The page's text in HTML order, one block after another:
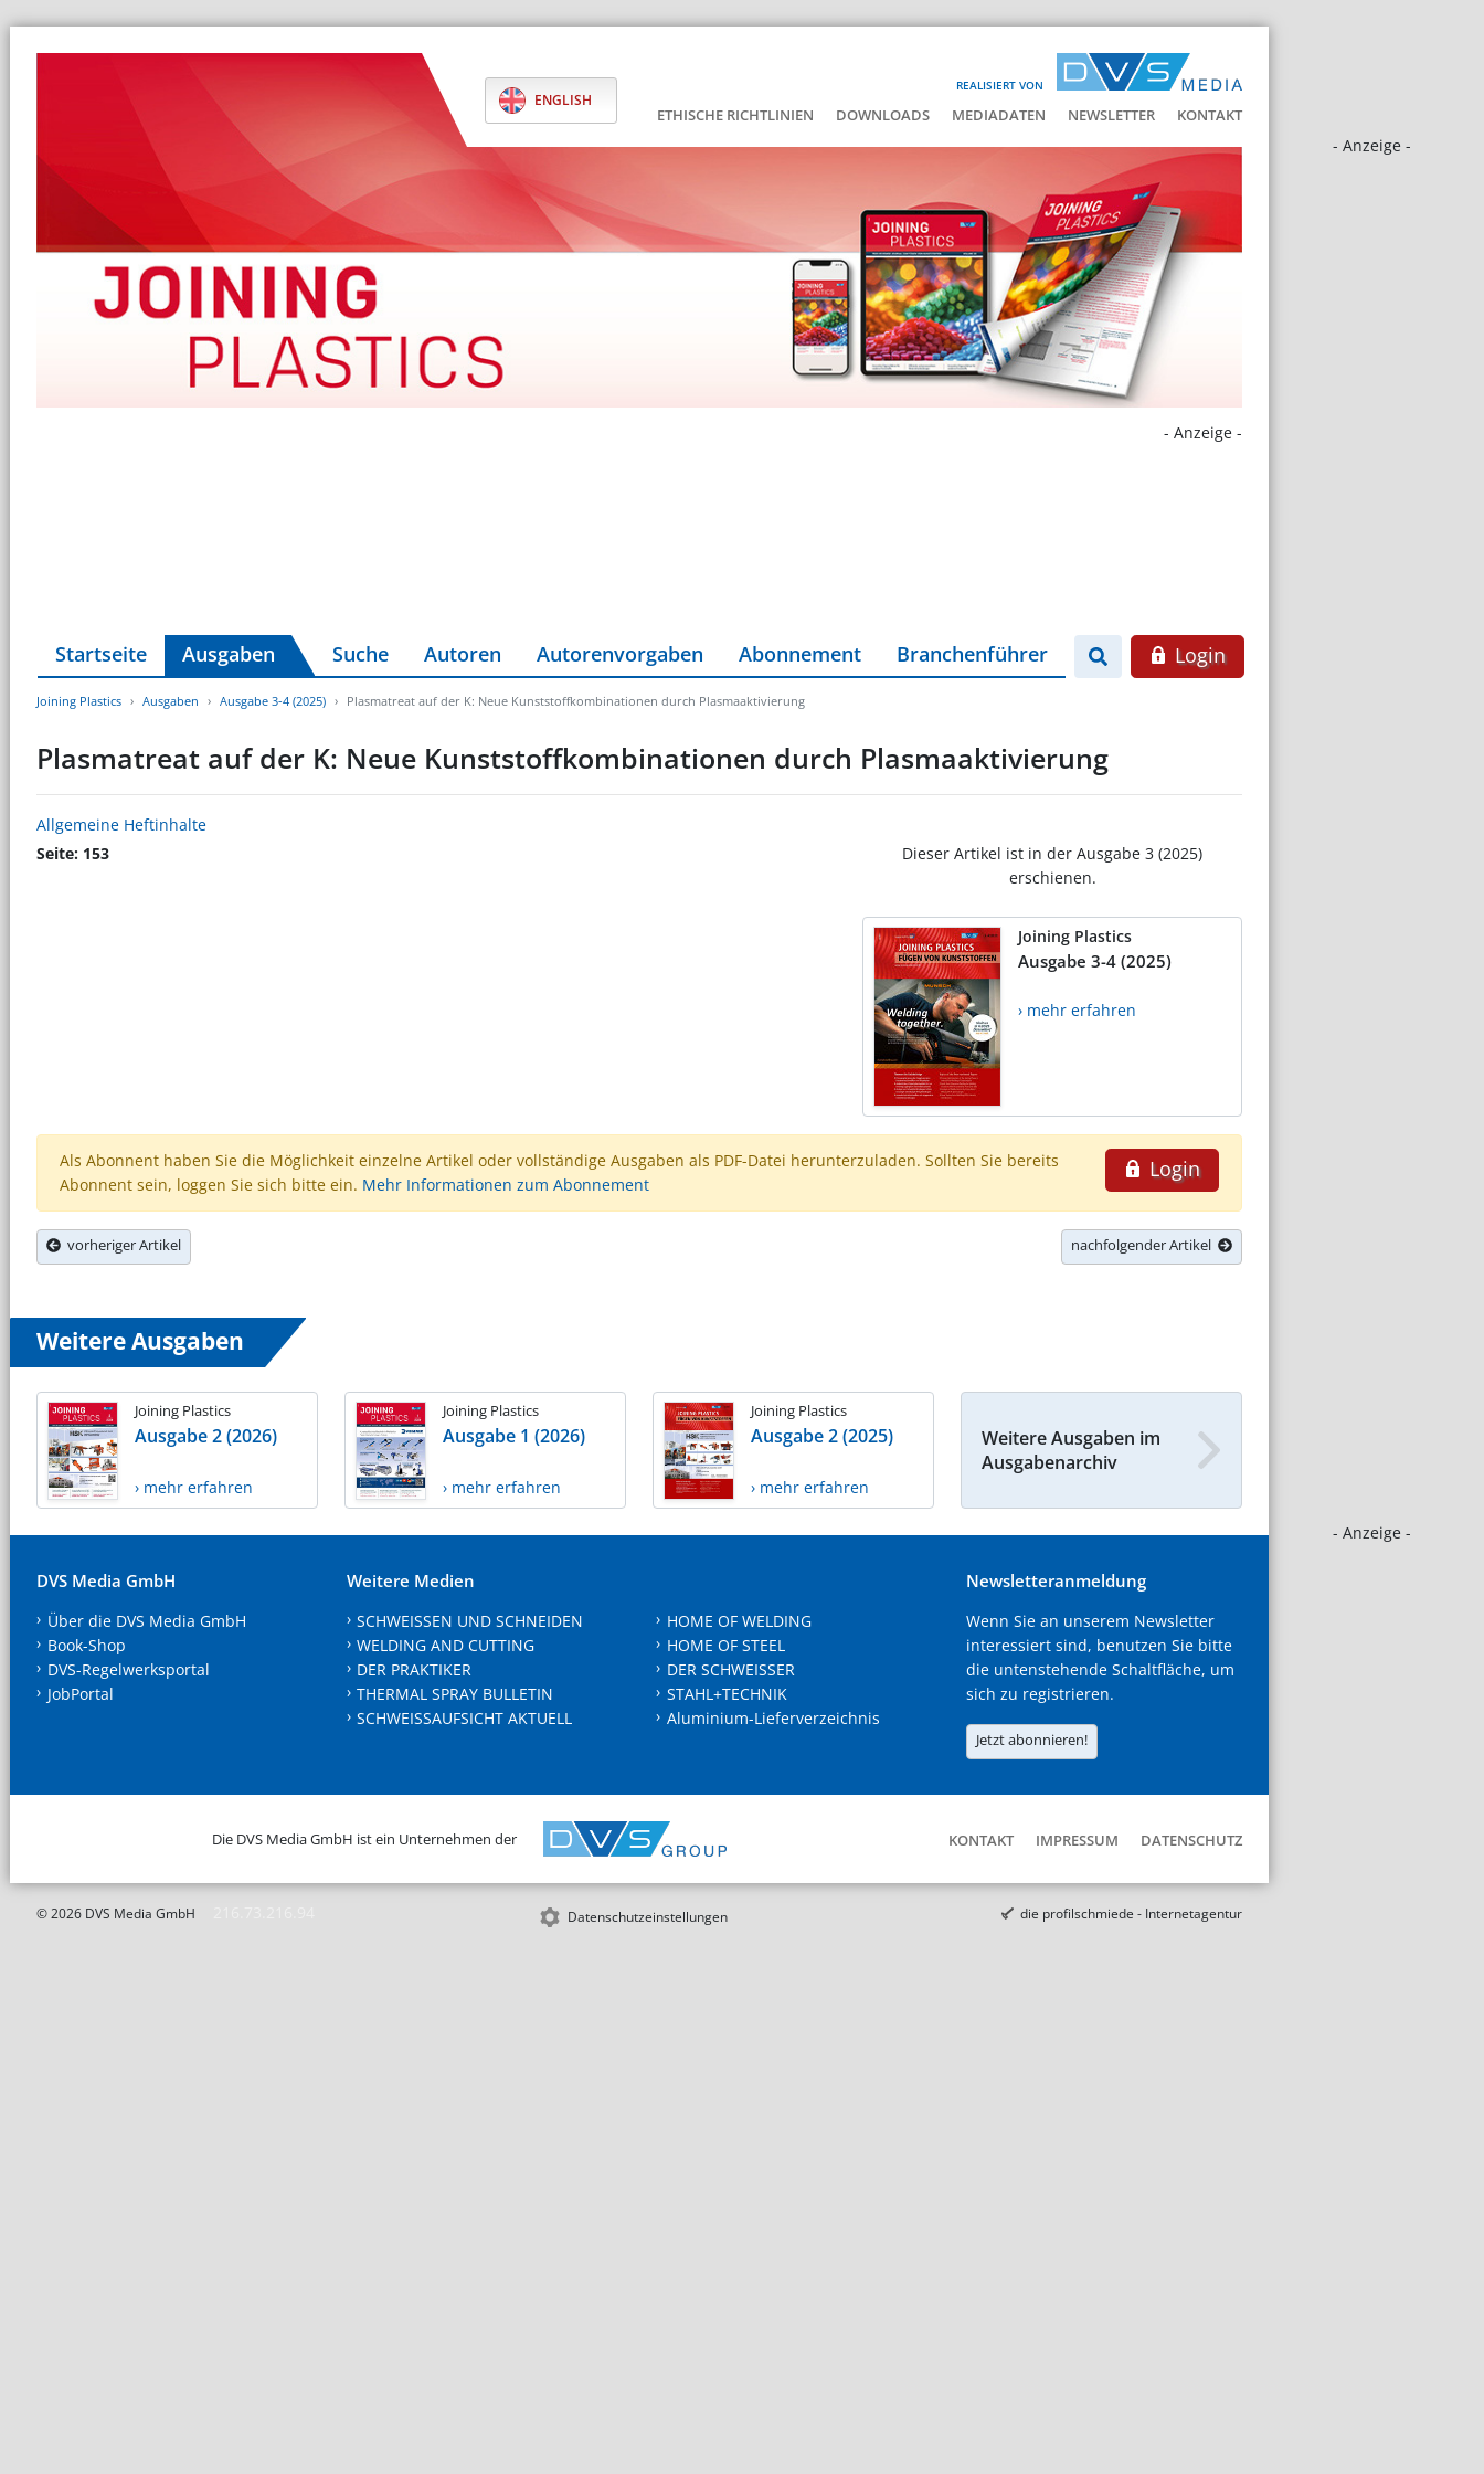
REALISIERT VON
ENGLISH
ETHISCHE RICHTLINIEN DOWNLOADS MEDIADATEN NEWSLETTER KONTAKT
- Anzeige -
- Anzeige -
- Anzeige -
Startseite Ausgaben Suche Autoren Autorenvorgaben Abonnement Branchenführer Login
Joining Plastics Ausgaben Ausgabe 3-4 (2025) Plasmatreat auf der K: Neue Kunststoffkombinationen durch Plasmaaktivierung
Plasmatreat auf der K: Neue Kunststoffkombinationen durch Plasmaaktivierung
Allgemeine Heftinhalte
Seite: 153
Dieser Artikel ist in der Ausgabe 3 (2025)
erschienen.
Joining Plastics
Ausgabe 3-4 (2025)
› mehr erfahren
Login
Als Abonnent haben Sie die Möglichkeit einzelne Artikel oder vollständige Ausgaben als PDF-Datei herunterzuladen. Sollten Sie bereits
Abonnent sein, loggen Sie sich bitte ein. Mehr Informationen zum Abonnement
vorheriger Artikel nachfolgender Artikel
Weitere Ausgaben
Joining Plastics
Ausgabe 2 (2026)
› mehr erfahren
Joining Plastics
Ausgabe 1 (2026)
› mehr erfahren
Joining Plastics
Ausgabe 2 (2025)
› mehr erfahren
Weitere Ausgaben im
Ausgabenarchiv
DVS Media GmbH
Über die DVS Media GmbH
Book-Shop
DVS-Regelwerksportal
JobPortal
Weitere Medien
SCHWEISSEN UND SCHNEIDEN
WELDING AND CUTTING
DER PRAKTIKER
THERMAL SPRAY BULLETIN
SCHWEISSAUFSICHT AKTUELL
HOME OF WELDING
HOME OF STEEL
DER SCHWEISSER
STAHL+TECHNIK
Aluminium-Lieferverzeichnis
Newsletteranmeldung
Wenn Sie an unserem Newsletter
interessiert sind, benutzen Sie bitte
die untenstehende Schaltfläche, um
sich zu registrieren.
Jetzt abonnieren!
Die DVS Media GmbH ist ein Unternehmen der KONTAKT IMPRESSUM DATENSCHUTZ
© 2026 DVS Media GmbH Datenschutzeinstellungen die profilschmiede - Internetagentur